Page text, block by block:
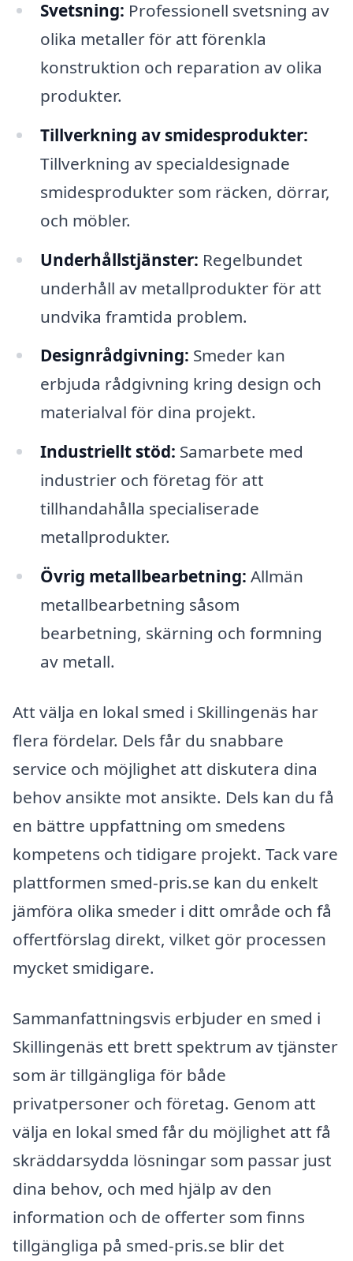
Svetsning: Professionell svetsning av
olika metaller för att förenkla
konstruktion och reparation av olika
produkter.
Tillverkning av smidesprodukter:
Tillverkning av specialdesignade
smidesprodukter som räcken, dörrar,
och möbler.
Underhållstjänster: Regelbundet
underhåll av metallprodukter för att
undvika framtida problem.
Designrådgivning: Smeder kan
erbjuda rådgivning kring design och
materialval för dina projekt.
Industriellt stöd: Samarbete med
industrier och företag för att
tillhandahålla specialiserade
metallprodukter.
Övrig metallbearbetning: Allmän
metallbearbetning såsom
bearbetning, skärning och formning
av metall.
Att välja en lokal smed i Skillingenäs har
flera fördelar. Dels får du snabbare
service och möjlighet att diskutera dina
behov ansikte mot ansikte. Dels kan du få
en bättre uppfattning om smedens
kompetens och tidigare projekt. Tack vare
plattformen smed-pris.se kan du enkelt
jämföra olika smeder i ditt område och få
offertförslag direkt, vilket gör processen
mycket smidigare.
Sammanfattningsvis erbjuder en smed i
Skillingenäs ett brett spektrum av tjänster
som är tillgängliga för både
privatpersoner och företag. Genom att
välja en lokal smed får du möjlighet att få
skräddarsydda lösningar som passar just
dina behov, och med hjälp av den
information och de offerter som finns
tillgängliga på smed-pris.se blir det